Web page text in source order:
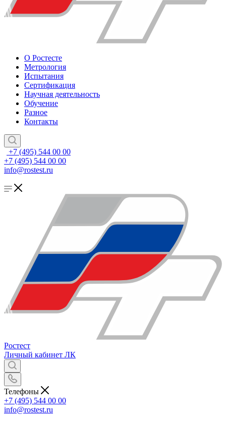
О Ростесте
Метрология
Испытания
Сертификация
Научная деятельность
Обучение
Разное
Контакты
+7 (495) 544 00 00
+7 (495) 544 00 00
info@rostest.ru
Ростест
Личный кабинет ЛК
Телефоны
+7 (495) 544 00 00
info@rostest.ru